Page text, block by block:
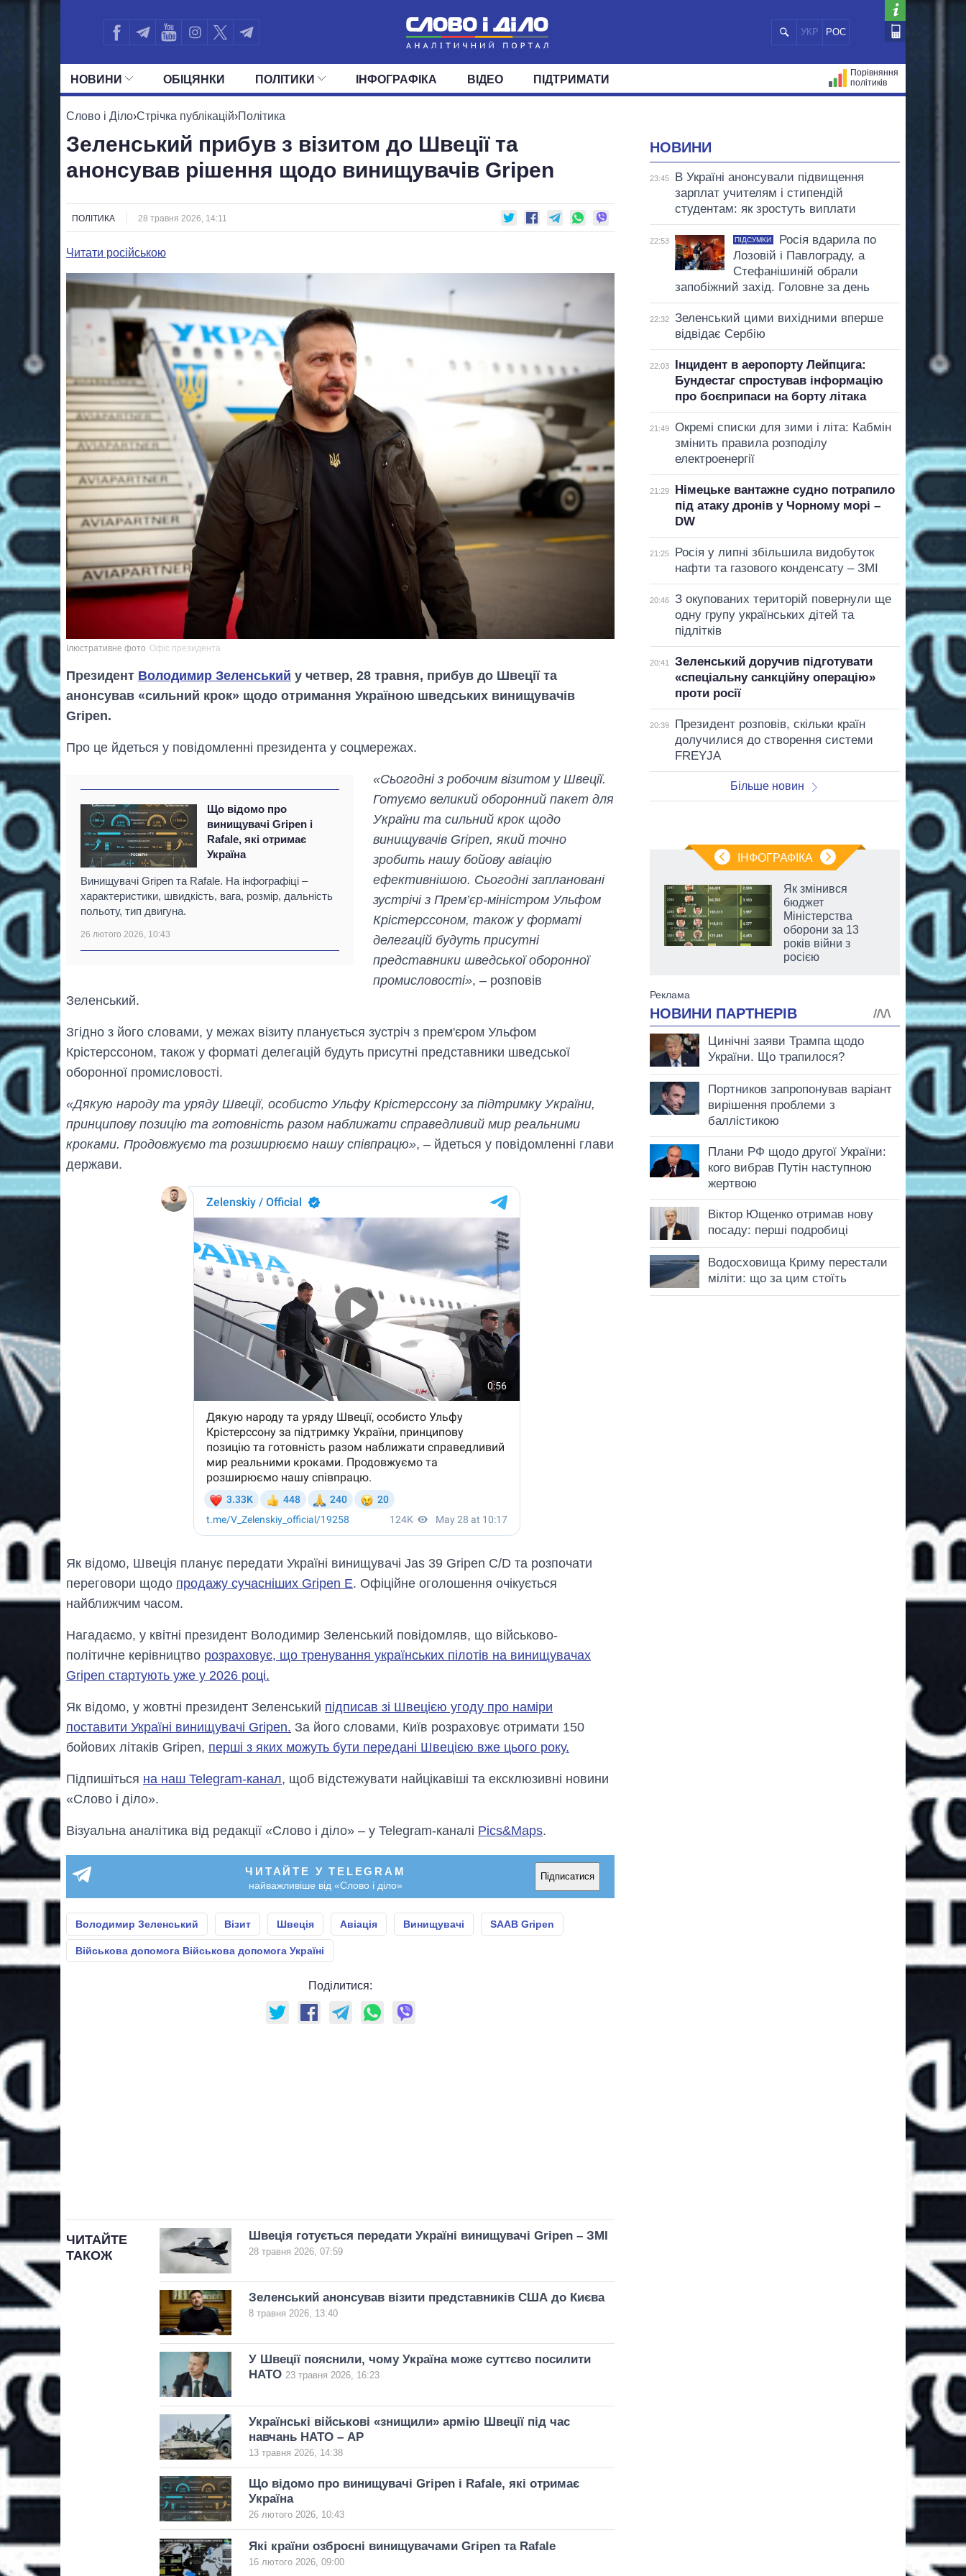
УКР РОС
НОВИНИ
ПОЛІТИКА ЕКОНОМІКА СУСПІЛЬСТВО
ОБIЦЯНКИ ПОЛIТИКИ
УСІ ПОЛІТИКИ ПРЕЗИДЕНТ І ОФІС
ДЕПУТАТИ КОМІТЕТИ ФРАКЦІЇ
ІНФОГРАФІКА ВІДЕО ПІДТРИМАТИ
Порівняння
політиків
Слово і Діло›Стрічка публікацій›Політика
Зеленський прибув з візитом до Швеції та
анонсував рішення щодо винищувачів Gripen
ПОЛІТИКА 28 травня 2026, 14:11
Читати російською
Ілюстративне фото Офіс президента
Президент Володимир Зеленський у четвер, 28 травня, прибув до Швеції та
анонсував «сильний крок» щодо отримання Україною шведських винищувачів
Gripen.
Про це йдеться у повідомленні президента у соцмережах.
Що відомо про
винищувачі Gripen і
Rafale, які отримає
Україна
Винищувачі Gripen та Rafale. На інфографіці –
характеристики, швидкість, вага, розмір, дальність
польоту, тип двигуна.
26 лютого 2026, 10:43
«Сьогодні з робочим візитом у Швеції.
Готуємо великий оборонний пакет для
України та сильний крок щодо
винищувачів Gripen, який точно
зробить нашу бойову авіацію
ефективнішою. Сьогодні заплановані
зустрічі з Прем’єр-міністром Ульфом
Крістерссоном, також у форматі
делегацій будуть присутні
представники шведської оборонної
промисловості», – розповів
Зеленський.
Згідно з його словами, у межах візиту планується зустріч з прем'єром Ульфом
Крістерссоном, також у форматі делегацій будуть присутні представники шведської
оборонної промисловості.
«Дякую народу та уряду Швеції, особисто Ульфу Крістерссону за підтримку України,
принципову позицію та готовність разом наближати справедливий мир реальними
кроками. Продовжуємо та розширюємо нашу співпрацю», – йдеться у повідомленні глави
держави.
Як відомо, Швеція планує передати Україні винищувачі Jas 39 Gripen C/D та розпочати
переговори щодо продажу сучасніших Gripen E. Офіційне оголошення очікується
найближчим часом.
Нагадаємо, у квітні президент Володимир Зеленський повідомляв, що військово-
політичне керівництво розраховує, що тренування українських пілотів на винищувачах
Gripen стартують уже у 2026 році.
Як відомо, у жовтні президент Зеленський підписав зі Швецією угоду про наміри
поставити Україні винищувачі Gripen. За його словами, Київ розраховує отримати 150
бойових літаків Gripen, перші з яких можуть бути передані Швецією вже цього року.
Підпишіться на наш Telegram-канал, щоб відстежувати найцікавіші та ексклюзивні новини
«Слово і діло».
Візуальна аналітика від редакції «Слово і діло» – у Telegram-каналі Pics&Maps.
ЧИТАЙТЕ У TELEGRAM
найважливіше від «Слово і діло»
Підписатися
Володимир Зеленський Візит Швеція Авіація Винищувачі SAAB Gripen
Військова допомога Військова допомога Україні
Поділитися:
ЧИТАЙТЕ
ТАКОЖ
Швеція готується передати Україні винищувачі Gripen – ЗМІ
28 травня 2026, 07:59
Зеленський анонсував візити представників США до Києва
8 травня 2026, 13:40
У Швеції пояснили, чому Україна може суттєво посилити
НАТО 23 травня 2026, 16:23
Українські військові «знищили» армію Швеції під час
навчань НАТО – AP
13 травня 2026, 14:38
Що відомо про винищувачі Gripen і Rafale, які отримає
Україна
26 лютого 2026, 10:43
Які країни озброєні винищувачами Gripen та Rafale
16 лютого 2026, 09:00
НОВИНИ
23:45
В Україні анонсували підвищення
зарплат учителям і стипендій
студентам: як зростуть виплати
22:53 ПІДСУМКИ
Росія вдарила по
Лозовій і Павлограду, а
Стефанішиній обрали
запобіжний захід. Головне за день
22:32
Зеленський цими вихідними вперше
відвідає Сербію
22:03
Інцидент в аеропорту Лейпцига:
Бундестаг спростував інформацію
про боєприпаси на борту літака
21:49
Окремі списки для зими і літа: Кабмін
змінить правила розподілу
електроенергії
21:29
Німецьке вантажне судно потрапило
під атаку дронів у Чорному морі –
DW
21:25
Росія у липні збільшила видобуток
нафти та газового конденсату – ЗМІ
20:46
З окупованих територій повернули ще
одну групу українських дітей та
підлітків
20:41
Зеленський доручив підготувати
«спеціальну санкційну операцію»
проти росії
20:39
Президент розповів, скільки країн
долучилися до створення системи
FREYJA
Більше новин
ІНФОГРАФІКА
гігантів: скільки
коштують і
заробляють
OpenAI та
Anthropic
Як змінився
бюджет
Міністерства
оборони за 13
років війни з
росією